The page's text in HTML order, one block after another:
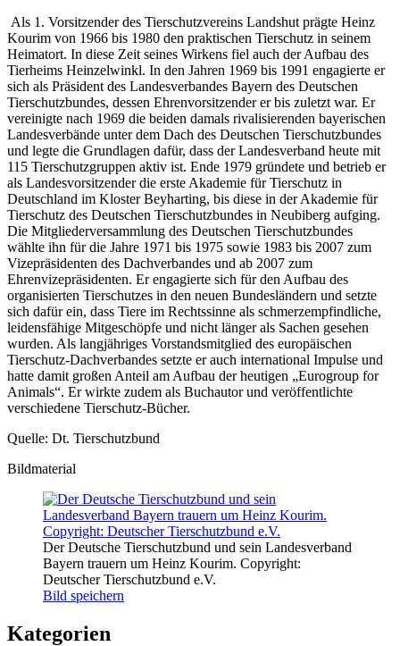
Als 1. Vorsitzender des Tierschutzvereins Landshut prägte Heinz
Kourim von 1966 bis 1980 den praktischen Tierschutz in seinem
Heimatort. In diese Zeit seines Wirkens fiel auch der Aufbau des
Tierheims Heinzelwinkl. In den Jahren 1969 bis 1991 engagierte er
sich als Präsident des Landesverbandes Bayern des Deutschen
Tierschutzbundes, dessen Ehrenvorsitzender er bis zuletzt war. Er
vereinigte nach 1969 die beiden damals rivalisierenden bayerischen
Landesverbände unter dem Dach des Deutschen Tierschutzbundes
und legte die Grundlagen dafür, dass der Landesverband heute mit
115 Tierschutzgruppen aktiv ist. Ende 1979 gründete und betrieb er
als Landesvorsitzender die erste Akademie für Tierschutz in
Deutschland im Kloster Beyharting, bis diese in der Akademie für
Tierschutz des Deutschen Tierschutzbundes in Neubiberg aufging.
Die Mitgliederversammlung des Deutschen Tierschutzbundes
wählte ihn für die Jahre 1971 bis 1975 sowie 1983 bis 2007 zum
Vizepräsidenten des Dachverbandes und ab 2007 zum
Ehrenvizepräsidenten. Er engagierte sich für den Aufbau des
organisierten Tierschutzes in den neuen Bundesländern und setzte
sich dafür ein, dass Tiere im Rechtssinne als schmerzempfindliche,
leidensfähige Mitgeschöpfe und nicht länger als Sachen gesehen
wurden. Als langjähriges Vorstandsmitglied des europäischen
Tierschutz-Dachverbandes setzte er auch international Impulse und
hatte damit großen Anteil am Aufbau der heutigen „Eurogroup for
Animals“. Er wirkte zudem als Buchautor und veröffentlichte
verschiedene Tierschutz-Bücher.
Quelle: Dt. Tierschutzbund
Bildmaterial
Der Deutsche Tierschutzbund und sein Landesverband
Bayern trauern um Heinz Kourim. Copyright:
Deutscher Tierschutzbund e.V.
Bild speichern
Kategorien